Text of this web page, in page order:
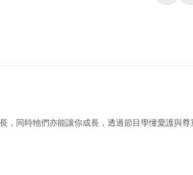
，同時牠們亦能讓你成長，透過節目學懂愛護與尊